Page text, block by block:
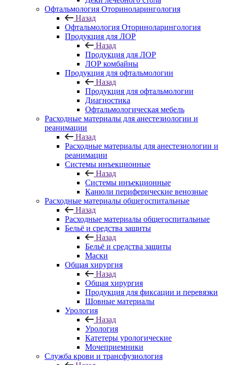
Офтальмология Оториноларингология
Назад
Офтальмология Оториноларингология
Продукция для ЛОР
Назад
Продукция для ЛОР
ЛОР комбайны
Продукция для офтальмологии
Назад
Продукция для офтальмологии
Диагностика
Офтальмологическая мебель
Расходные материалы для анестезиологии и
реанимации
Назад
Расходные материалы для анестезиологии и
реанимации
Системы инъекционные
Назад
Системы инъекционные
Канюли периферические венозные
Расходные материалы общегоспитальные
Назад
Расходные материалы общегоспитальные
Бельё и средства защиты
Назад
Бельё и средства защиты
Маски
Общая хирургия
Назад
Общая хирургия
Продукция для фиксации и перевязки
Шовные материалы
Урология
Назад
Урология
Катетеры урологические
Мочеприемники
Служба крови и трансфузиология